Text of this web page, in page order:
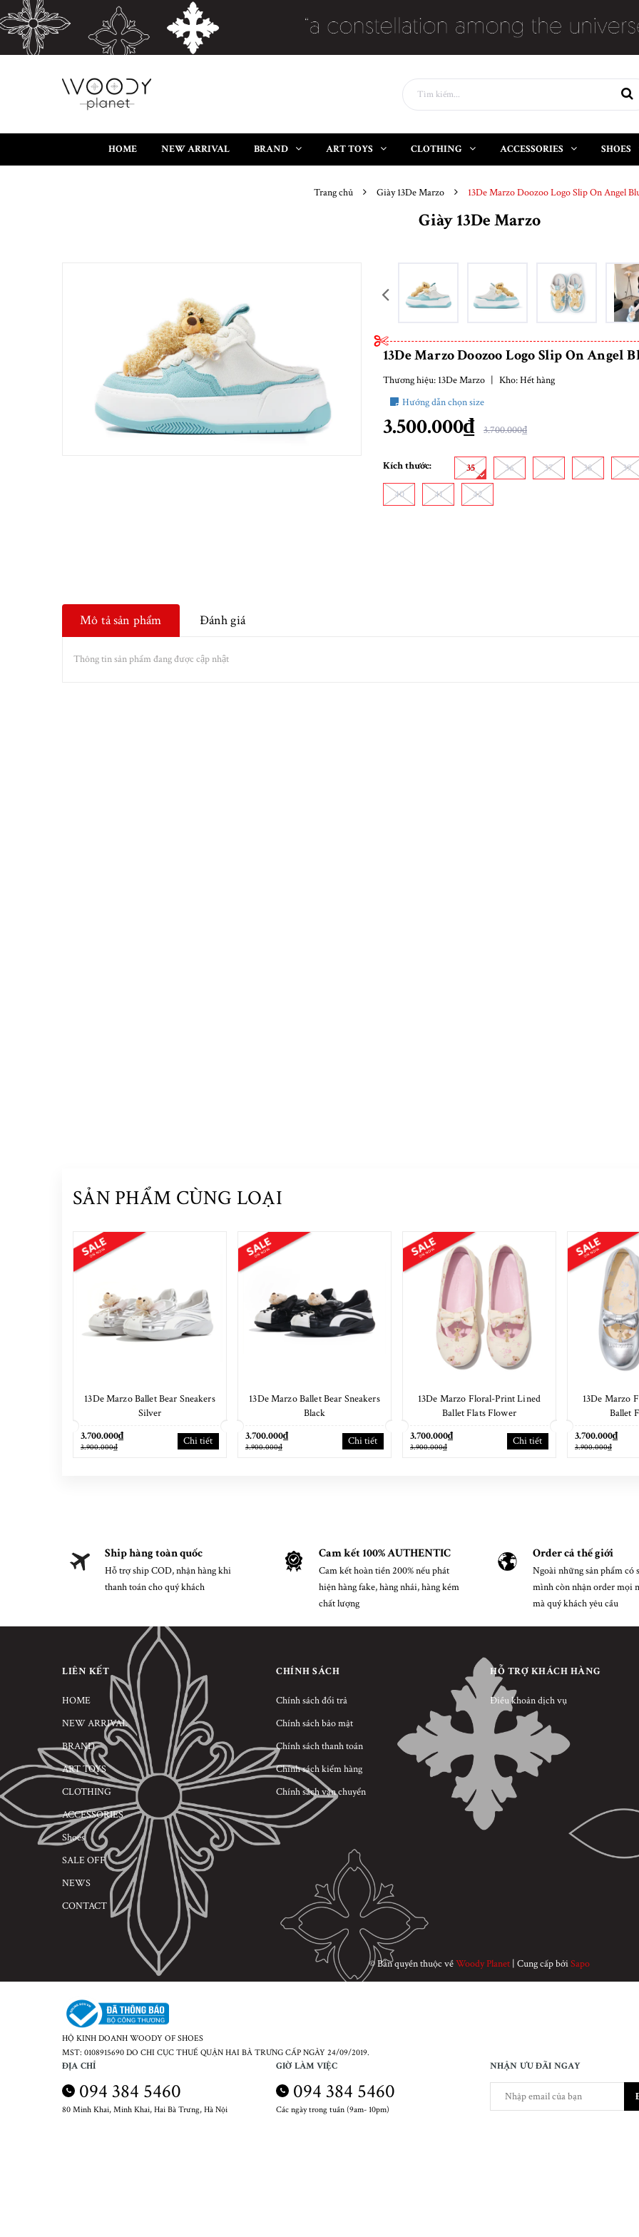
HOME NEW ARRIVAL BRAND ART TOYS CLOTHING ACCESSORIES SHOES
Trang chủ Giày 13De Marzo 13De Marzo Doozoo Logo Slip On Angel
Giày 13De Marzo
prev
13De Marzo Doozoo Logo Slip On Angel
Thương hiệu: 13De Marzo | Kho:Hết hàng
Hướng dẫn chọn size
3.500.000₫ 3.700.000₫
Kích thước: 35 36 37 38 39
40 41 42
Mô tả sản phẩm Đánh giá
Thông tin sản phẩm đang được cập nhật
SẢN PHẨM CÙNG LOẠI
13De Marzo Ballet Bear Sneakers
Silver
3.700.000₫
3.900.000₫ Chi tiết
13De Marzo Ballet Bear Sneakers
Black
3.700.000₫
3.900.000₫ Chi tiết
13De Marzo Floral-Print Lined
Ballet Flats Flower
3.700.000₫
3.900.000₫ Chi tiết
13De Marzo
Ballet
3.700.000₫
3.900.000₫
Ship hàng toàn quốc
Hỗ trợ ship COD, nhận hàng khi
thanh toán cho quý khách
Cam kết 100% AUTHENTIC
Cam kết hoàn tiền 200% nếu phát
hiện hàng fake, hàng nhái, hàng kém
chất lượng
Order cả thế giới
Ngoài những sản phẩm có
mình còn nhận order mọi
mà quý khách yêu cầu
LIÊN KẾT
HOME
NEW ARRIVAL
BRAND
ART TOYS
CLOTHING
ACCESSORIES
Shoes
SALE OFF
NEWS
CONTACT
CHÍNH SÁCH
Chính sách đổi trả
Chính sách bảo mật
Chính sách thanh toán
Chính sách kiểm hàng
Chính sách vận chuyển
HỖ TRỢ KHÁCH HÀNG
Điều khoản dịch vụ
© Bản quyền thuộc vềWoody Planet | Cung cấp bởiSapo
HỘ KINH DOANH WOODY OF SHOES
MST: 0108915690 DO CHI CỤC THUẾ QUẬN HAI BÀ TRƯNG CẤP NGÀY 24/09/2019.
ĐỊA CHỈ
094 384 5460
80 Minh Khai, Minh Khai, Hai Bà Trưng, Hà Nội
GIỜ LÀM VIỆC
094 384 5460
Các ngày trong tuần (9am- 10pm)
NHẬN ƯU ĐÃI NGAY